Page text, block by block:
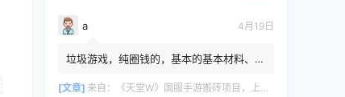
a 4月19日
垃圾游戏，纯圈钱的，基本的基本材料、白
浪费电费，就跟别说绿...
[文章] 来自： 《天堂W》国服手游搬砖项目，上手简单稳定吃肉，适合长期搬砖！